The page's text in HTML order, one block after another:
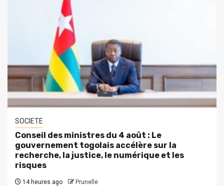
SOCIETE
Conseil des ministres du 4 août : Le
gouvernement togolais accélère sur la
recherche, la justice, le numérique et les
risques
14 heures ago Prunelle